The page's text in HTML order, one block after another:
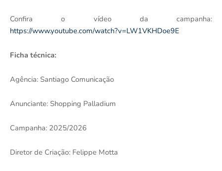
Confira o vídeo da campanha:
https://www.youtube.com/watch?v=LW1VKHDoe9E
Ficha técnica:
Agência: Santiago Comunicação
Anunciante: Shopping Palladium
Campanha: 2025/2026
Diretor de Criação: Felippe Motta